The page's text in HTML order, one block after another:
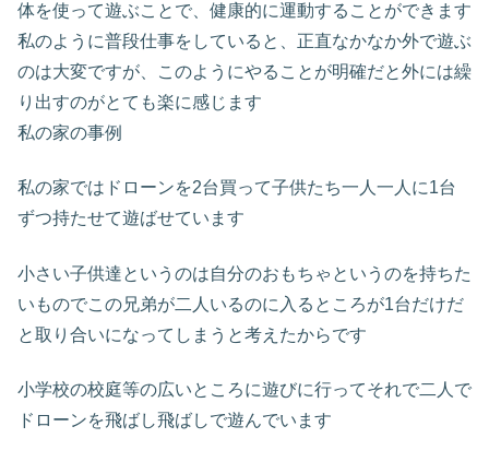
体を使って遊ぶことで、健康的に運動することができます
私のように普段仕事をしていると、正直なかなか外で遊ぶ
のは大変ですが、このようにやることが明確だと外には繰
り出すのがとても楽に感じます
私の家の事例
私の家ではドローンを2台買って子供たち一人一人に1台
ずつ持たせて遊ばせています
小さい子供達というのは自分のおもちゃというのを持ちた
いものでこの兄弟が二人いるのに入るところが1台だけだ
と取り合いになってしまうと考えたからです
小学校の校庭等の広いところに遊びに行ってそれで二人で
ドローンを飛ばし飛ばしで遊んでいます